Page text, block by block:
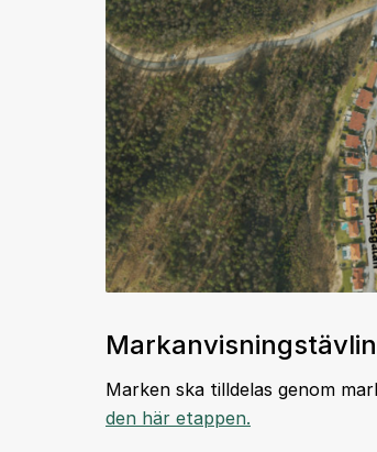
Marken ska tilldelas genom
den här etappen.